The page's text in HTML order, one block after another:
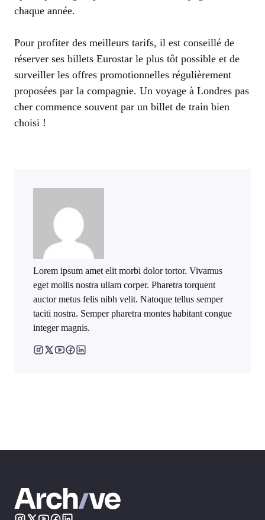
chaque année.
Pour profiter des meilleurs tarifs, il est conseillé de
réserver ses billets Eurostar le plus tôt possible et de
surveiller les offres promotionnelles régulièrement
proposées par la compagnie. Un voyage à Londres pas
cher commence souvent par un billet de train bien
choisi !
Lorem ipsum amet elit morbi dolor tortor. Vivamus
eget mollis nostra ullam corper. Pharetra torquent
auctor metus felis nibh velit. Natoque tellus semper
taciti nostra. Semper pharetra montes habitant congue
integer magnis.